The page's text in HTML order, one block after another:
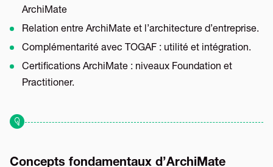
ArchiMate
Relation entre ArchiMate et l’architecture d’entreprise.
Complémentarité avec TOGAF : utilité et intégration.
Certifications ArchiMate : niveaux Foundation et
Practitioner.
Concepts fondamentaux d’ArchiMate